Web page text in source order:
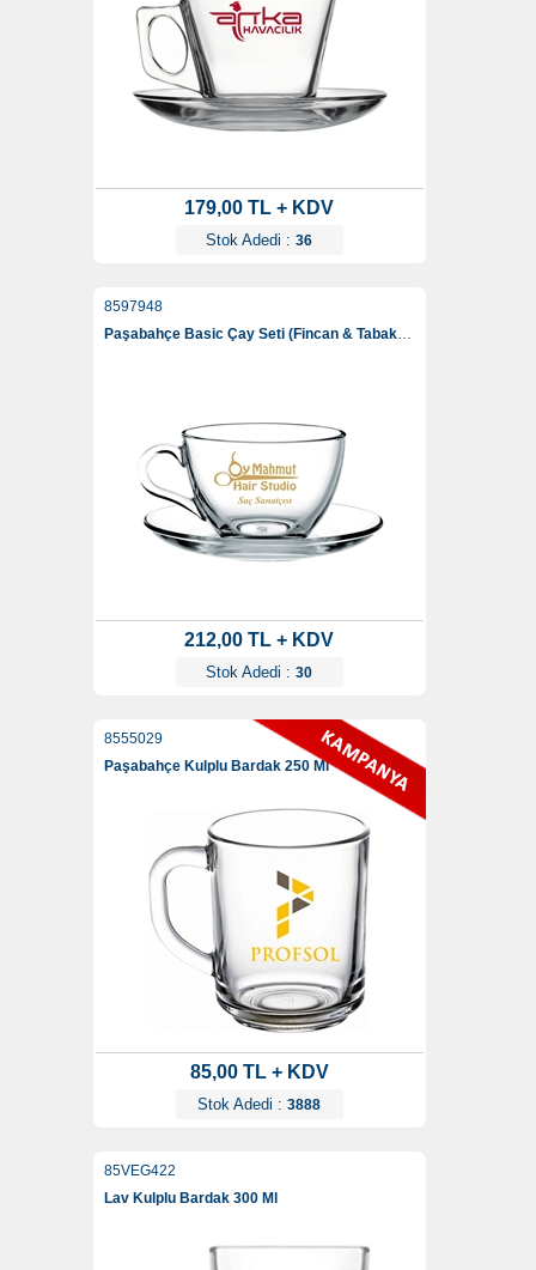
179,00 TL + KDV
Stok Adedi : 36
8597948
Paşabahçe Basic Çay Seti (Fincan & Tabak) 238 Ml
212,00 TL + KDV
Stok Adedi : 30
8555029
Paşabahçe Kulplu Bardak 250 Ml
85,00 TL + KDV
Stok Adedi : 3888
85VEG422
Lav Kulplu Bardak 300 Ml